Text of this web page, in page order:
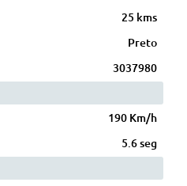
25 kms
Preto
3037980
190 Km/h
5.6 seg